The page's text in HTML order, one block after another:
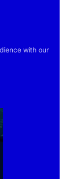
with our